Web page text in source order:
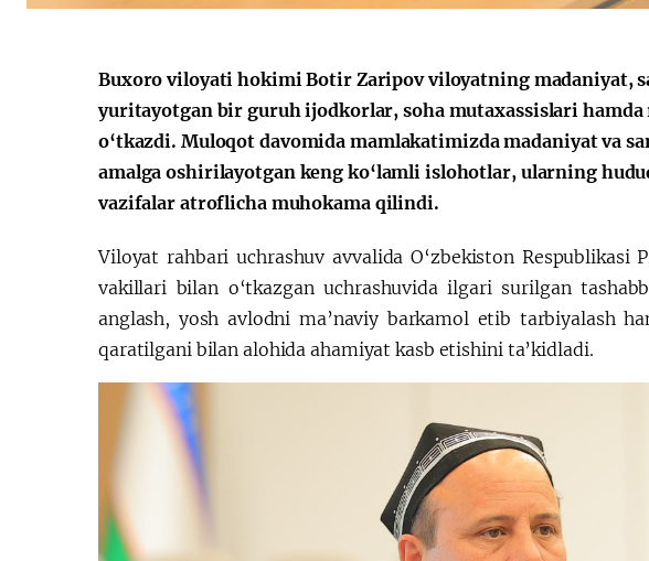
Қытай’ біріншіBuxoro viloyati hokimi Botir Zaripov viloyatning madaniyat,
yuritayotgan bir guruh ijodkorlar, soha mutaxassislari
o‘tkazdi. Muloqot davomida mamlakatimizda madaniyat va
amalga oshirilayotgan keng ko‘lamli islohotlar, ularning
vazifalar atroflicha muhokama qilindi.
Viloyat rahbari uchrashuv avvalida O‘zbekiston Respublikasi
vakillari bilan o‘tkazgan uchrashuvida ilgari surilgan
anglash, yosh avlodni ma’naviy barkamol etib tarbiyalash
qaratilgani bilan alohida ahamiyat kasb etishini ta’kidladi.